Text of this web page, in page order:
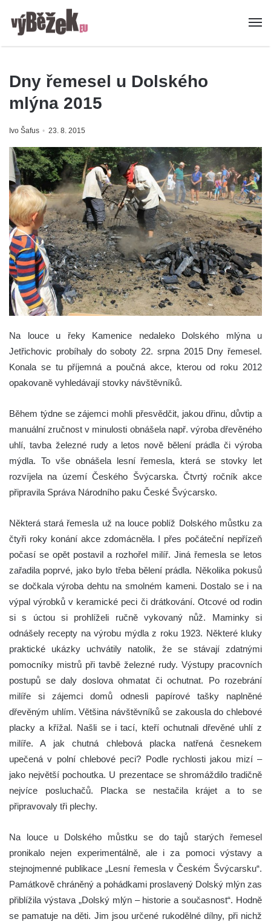
Dny řemesel u Dolského
mlýna 2015
Ivo Šafus 23. 8. 2015
Na louce u řeky Kamenice nedaleko Dolského mlýna u
Jetřichovic probíhaly do soboty 22. srpna 2015 Dny řemesel.
Konala se tu příjemná a poučná akce, kterou od roku 2012
opakovaně vyhledávají stovky návštěvníků.
Během týdne se zájemci mohli přesvědčit, jakou dřinu, důvtip a
manuální zručnost v minulosti obnášela např. výroba dřevěného
uhlí, tavba železné rudy a letos nově bělení prádla či výroba
mýdla. To vše obnášela lesní řemesla, která se stovky let
rozvíjela na území Českého Švýcarska. Čtvrtý ročník akce
připravila Správa Národního paku České Švýcarsko.
Některá stará řemesla už na louce poblíž Dolského můstku za
čtyři roky konání akce zdomácněla. I přes počáteční nepřízeň
počasí se opět postavil a rozhořel milíř. Jiná řemesla se letos
zařadila poprvé, jako bylo třeba bělení prádla. Několika pokusů
se dočkala výroba dehtu na smolném kameni. Dostalo se i na
výpal výrobků v keramické peci či drátkování. Otcové od rodin
si s úctou si prohlíželi ručně vykovaný nůž. Maminky si
odnášely recepty na výrobu mýdla z roku 1923. Některé kluky
praktické ukázky uchvátily natolik, že se stávají zdatnými
pomocníky mistrů při tavbě železné rudy. Výstupy pracovních
postupů se daly doslova ohmatat či ochutnat. Po rozebrání
milíře si zájemci domů odnesli papírové tašky naplněné
dřevěným uhlím. Většina návštěvníků se zakousla do chlebové
placky a křížal. Našli se i tací, kteří ochutnali dřevěné uhlí z
milíře. A jak chutná chlebová placka natřená česnekem
upečená v polní chlebové peci? Podle rychlosti jakou mizí –
jako největší pochoutka. U prezentace se shromáždilo tradičně
nejvíce posluchačů. Placka se nestačila krájet a to se
připravovaly tři plechy.
Na louce u Dolského můstku se do tajů starých řemesel
pronikalo nejen experimentálně, ale i za pomoci výstavy a
stejnojmenné publikace „Lesní řemesla v Českém Švýcarsku“.
Památkově chráněný a pohádkami proslavený Dolský mlýn zas
přiblížila výstava „Dolský mlýn – historie a současnost“. Hodně
se pamatuje na děti. Jim jsou určené rukodělné dílny, při nichž